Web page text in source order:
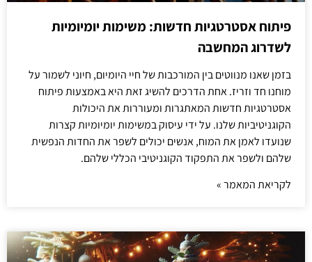
פיתוח אסטרטגיות חדשות: משימות יומיומיות
לשדרוג המחשבה
בזמן שאנו מנווטים בין המורכבות של חיי היומיום, חיוני לשמור על
מוחנו חד וזריז. אחת הדרכים להשיג זאת היא באמצעות פיתוח
אסטרטגיות חדשות המאתגרות ומעוררות את היכולות
הקוגניטיביות שלנו. על ידי עיסוק במשימות יומיומיות קצרות
שנועדו לאמן את המוח, אנשים יכולים לשפר את החדות הנפשית
שלהם ולשפר את התפקוד הקוגניטיבי הכללי שלהם.
לקריאת המאמר »